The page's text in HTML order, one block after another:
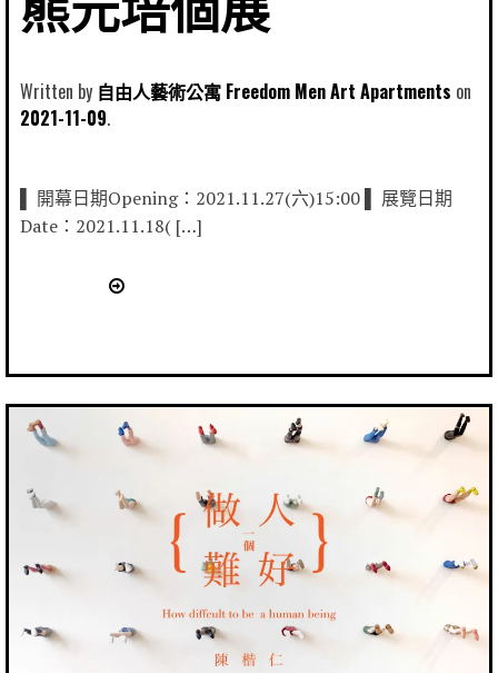
Written by 自由人藝術公寓 Freedom Men Art Apartments
2021-11-09
▌ 開幕日期Opening：2021.11.27(六)15:00 ▌ 展覽日期
Date：2021.11.18( […]